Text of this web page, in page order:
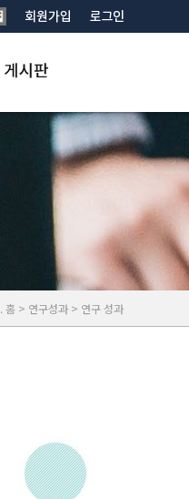
. 홈 > 연구성과 > 연구 성과